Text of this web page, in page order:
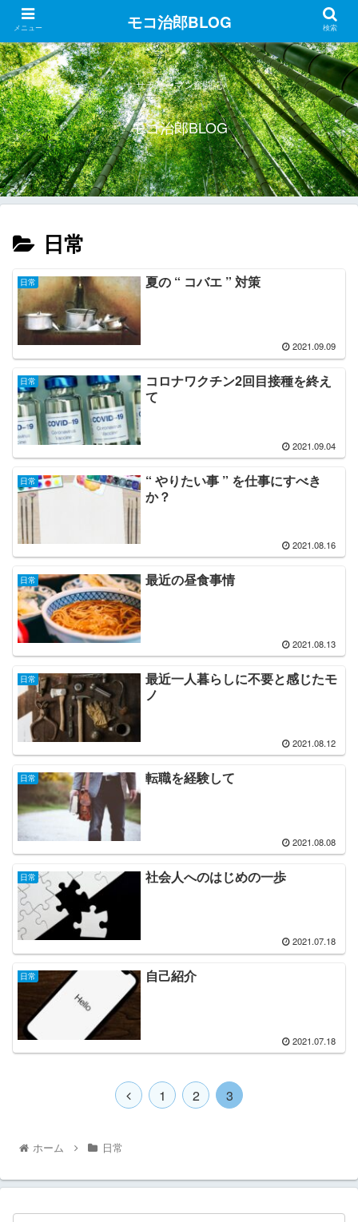
サラリーマン奮闘記
モコ治郎BLOG
日常
日常 夏の “ コバエ ” 対策
2021.09.09
日常
コロナワクチン2回目接種を終え
て
2021.09.04
日常
“ やりたい事 ” を仕事にすべき
か？
2021.08.16
日常 最近の昼食事情
2021.08.13
日常
最近一人暮らしに不要と感じたモ
ノ
2021.08.12
日常 転職を経験して
2021.08.08
日常 社会人へのはじめの一歩
2021.07.18
日常 自己紹介
2021.07.18
1 2 3
ホーム 日常
メニュー モコ治郎BLOG 検索